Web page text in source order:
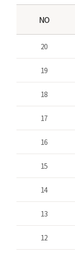
NO
20
19
18
17
16
15
14
13
12